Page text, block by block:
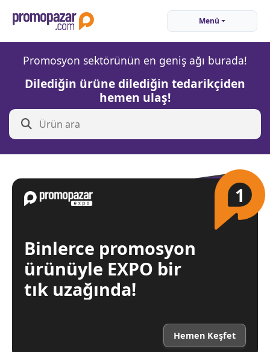
Menü
Promosyon sektörünün en geniş ağı burada!
Dilediğin ürüne dilediğin tedarikçiden
hemen ulaş!
Binlerce promosyon
ürünüyle EXPO bir
tık uzağında!
1
Hemen Keşfet